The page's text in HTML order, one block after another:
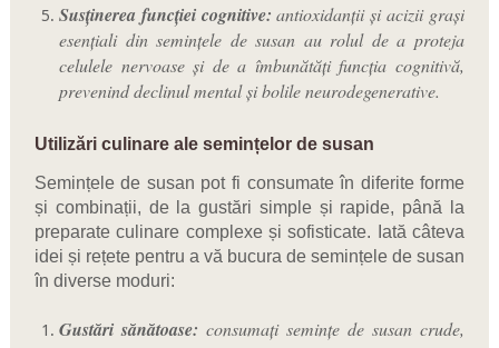
Susținerea funcției cognitive: antioxidanții și acizii grași
esențiali din semințele de susan au rolul de a proteja
celulele nervoase și de a îmbunătăți funcția cognitivă,
prevenind declinul mental și bolile neurodegenerative.
Utilizări culinare ale semințelor de susan
Semințele de susan pot fi consumate în diferite forme
și combinații, de la gustări simple și rapide, până la
preparate culinare complexe și sofisticate. Iată câteva
idei și rețete pentru a vă bucura de semințele de susan
în diverse moduri:
Gustări sănătoase: consumați semințe de susan crude,